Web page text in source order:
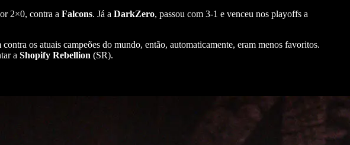
2×0, contra a Falcons. Já a DarkZero, passou com 3-1 e venceu nos playoffs a
os atuais campeões do mundo, então, automaticamente, eram menos favoritos.
a Shopify Rebellion (SR).